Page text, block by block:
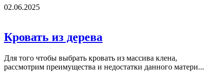
02.06.2025
Кровать из дерева
Для того чтобы выбрать кровать из массива клена,
рассмотрим преимущества и недостатки данного матери...